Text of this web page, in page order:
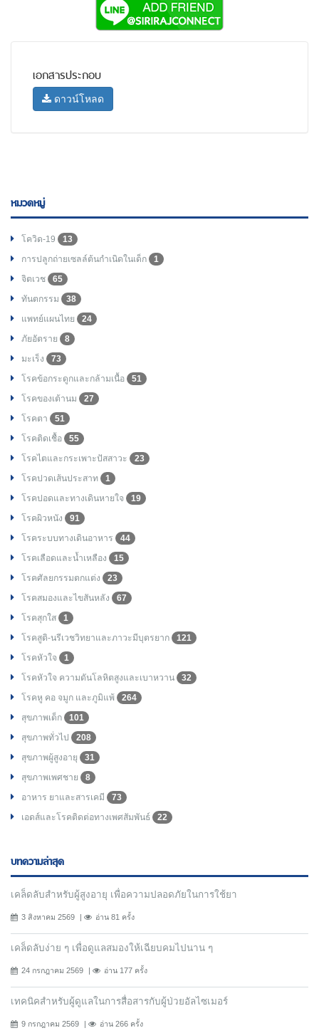
เอกสารประกอบ
ดาวน์โหลด
หมวดหมู่
โควิด-19
13
การปลูกถ่ายเซลล์ต้นกำเนิดในเด็ก
1
จิตเวช
65
ทันตกรรม
38
แพทย์แผนไทย
24
ภัยอัตราย
8
มะเร็ง
73
โรคข้อกระดูกและกล้ามเนื้อ
51
โรคของเต้านม
27
โรคตา
51
โรคติดเชื้อ
55
โรคไตและกระเพาะปัสสาวะ
23
โรคปวดเส้นประสาท
1
โรคปอดและทางเดินหายใจ
19
โรคผิวหนัง
91
โรคระบบทางเดินอาหาร
44
โรคเลือดและน้ำเหลือง
15
โรคศัลยกรรมตกแต่ง
23
โรคสมองและไขสันหลัง
67
โรคสุกใส
1
โรคสูติ-นรีเวชวิทยาและภาวะมีบุตรยาก
121
โรคหัวใจ
1
โรคหัวใจ ความดันโลหิตสูงและเบาหวาน
32
โรคหู คอ จมูก และภูมิแพ้
264
สุขภาพเด็ก
101
สุขภาพทั่วไป
208
สุขภาพผู้สูงอายุ
31
สุขภาพเพศชาย
8
อาหาร ยาและสารเคมี
73
เอดส์และโรคติดต่อทางเพศสัมพันธ์
22
บทความล่าสุด
เคล็ดลับสำหรับผู้สูงอายุ เพื่อความปลอดภัยในการใช้ยา
3 สิงหาคม 2569 อ่าน 81 ครั้ง
เคล็ดลับง่าย ๆ เพื่อดูแลสมองให้เฉียบคมไปนาน ๆ
24 กรกฎาคม 2569 อ่าน 177 ครั้ง
เทคนิคสำหรับผู้ดูแลในการสื่อสารกับผู้ป่วยอัลไซเมอร์
9 กรกฎาคม 2569 อ่าน 266 ครั้ง